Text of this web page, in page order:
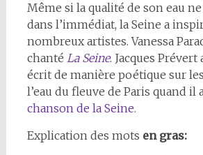
Même si la qualité de son eau
dans l’immédiat, la Seine a
nombreux artistes. Vanessa
chanté La Seine. Jacques
écrit de manière poétique sur
l’eau du fleuve de Paris quand il
chanson de la Seine.
Explication des mots en gras: